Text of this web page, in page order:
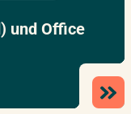
und Office